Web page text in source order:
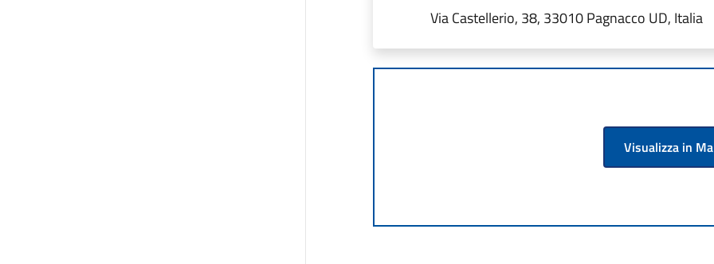
Via Castellerio, 38, 33010 Pagnacco UD, Italia
Visualizza in